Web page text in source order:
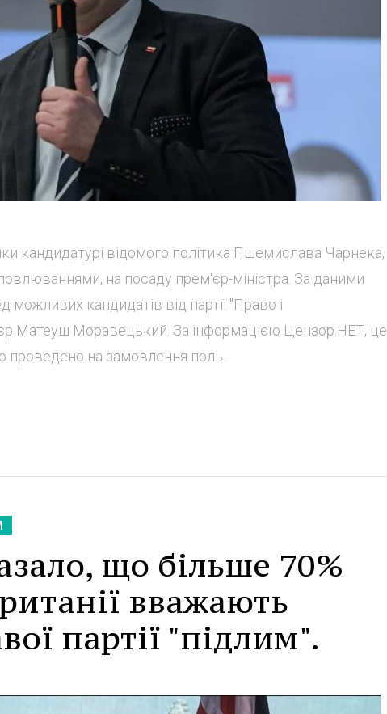
кандидатурі відомого політика Пшемислава Чарнека,
на посаду прем'єр-міністра. За даними
можливих кандидатів від партії "Право і
Матеуш Моравецький. За інформацією Цензор.НЕТ, це
проведено на замовлення поль...
що більше 70%
вважають
партії "підлим".